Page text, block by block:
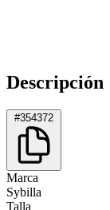
Descripción
#354372
Marca
Sybilla
Talla